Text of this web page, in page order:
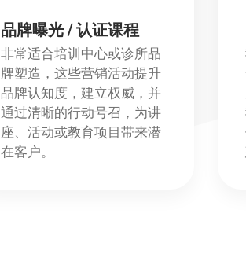
品牌曝光 / 认证课程
非常适合培训中心或诊所品
牌塑造，这些营销活动提升
品牌认知度，建立权威，并
通过清晰的行动号召，为讲
座、活动或教育项目带来潜
在客户。